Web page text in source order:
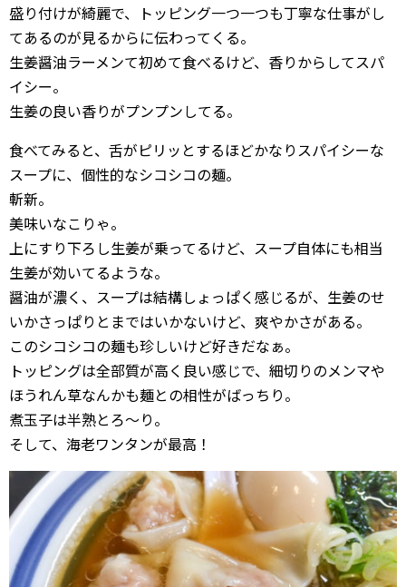
盛り付けが綺麗で、トッピング一つ一つも丁寧な仕事がし
てあるのが見るからに伝わってくる。
生姜醤油ラーメンて初めて食べるけど、香りからしてスパ
イシー。
生姜の良い香りがプンプンしてる。
食べてみると、舌がピリッとするほどかなりスパイシーな
スープに、個性的なシコシコの麺。
斬新。
美味いなこりゃ。
上にすり下ろし生姜が乗ってるけど、スープ自体にも相当
生姜が効いてるような。
醤油が濃く、スープは結構しょっぱく感じるが、生姜のせ
いかさっぱりとまではいかないけど、爽やかさがある。
このシコシコの麺も珍しいけど好きだなぁ。
トッピングは全部質が高く良い感じで、細切りのメンマや
ほうれん草なんかも麺との相性がばっちり。
煮玉子は半熟とろ〜り。
そして、海老ワンタンが最高！